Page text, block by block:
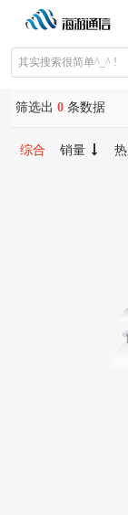
筛选出 0 条数据
综合 销量